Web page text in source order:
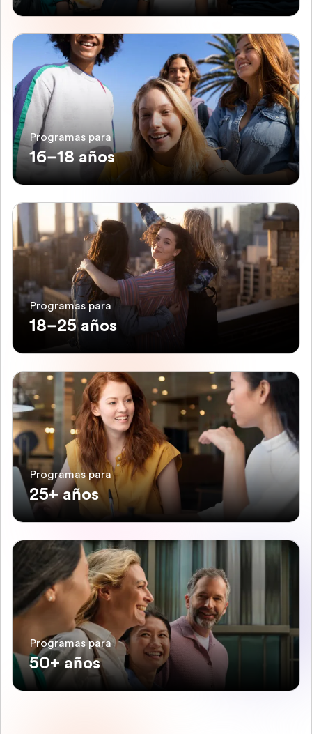
Programas para
16–18 años
Programas para
18–25 años
Programas para
25+ años
Programas para
50+ años